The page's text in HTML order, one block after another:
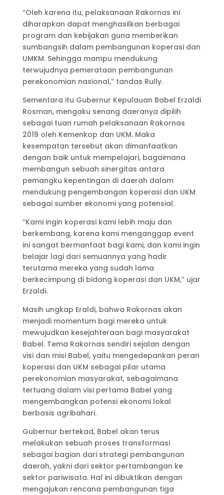
“Oleh karena itu, pelaksanaan Rakornas ini
diharapkan dapat menghasilkan berbagai
program dan kebijakan guna memberikan
sumbangsih dalam pembangunan koperasi dan
UMKM. Sehingga mampu mendukung
terwujudnya pemerataan pembangunan
perekonomian nasional,” tandas Rully.
Sementara itu Gubernur Kepulauan Babel Erzaldi
Rosman, mengaku senang daeranya dipilih
sebagai tuan rumah pelaksanaan Rakornas
2019 oleh Kemenkop dan UKM. Maka
kesempatan tersebut akan dimanfaatkan
dengan baik untuk mempelajari, bagaimana
membangun sebuah sinergitas antara
pemangku kepentingan di daerah dalam
mendukung pengembangan koperasi dan UKM
sebagai sumber ekonomi yang potensial.
“Kami ingin koperasi kami lebih maju dan
berkembang, karena kami menganggap event
ini sangat bermanfaat bagi kami, dan kami ingin
belajar lagi dari semuannya yang hadir
terutama mereka yang sudah lama
berkecimpung di bidang koperasi dan UKM,” ujar
Erzaldi.
Masih ungkap Eraldi, bahwa Rakornas akan
menjadi momentum bagi mereka untuk
mewujudkan kesejahteraan bagi masyarakat
Babel. Tema Rakornas sendiri sejalan dengan
visi dan misi Babel, yaitu mengedepankan peran
koperasi dan UKM sebagai pilar utama
perekonomian masyarakat, sebagaimana
tertuang dalam visi pertama Babel yang
mengembangkan potensi ekonomi lokal
berbasis agribahari.
Gubernur bertekad, Babel akan terus
melakukan sebuah proses transformasi
sebagai bagian dari strategi pembangunan
daerah, yakni dari sektor pertambangan ke
sektor pariwisata. Hal ini dibuktikan dengan
mengajukan rencana pembangunan tiga